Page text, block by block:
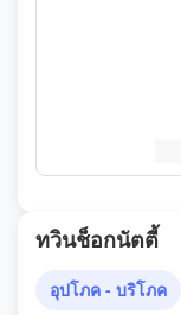
ทวินช็อกนัตตี้
อุปโภค - บริโภค